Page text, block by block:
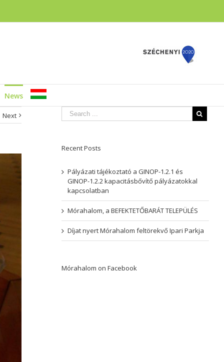
News
Next
Recent Posts
Pályázati tájékoztató a GINOP-1.2.1 és
GINOP-1.2.2 kapacitásbővítő pályázatokkal
kapcsolatban
Mórahalom, a BEFEKTETŐBARÁT TELEPÜLÉS
Díjat nyert Mórahalom feltörekvő Ipari Parkja
Mórahalom on Facebook